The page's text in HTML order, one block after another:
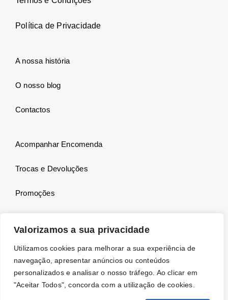
Valorizamos a sua privacidade
Utilizamos cookies para melhorar a sua experiência de
navegação, apresentar anúncios ou conteúdos
personalizados e analisar o nosso tráfego. Ao clicar em
"Aceitar Todos", concorda com a utilização de cookies.
Política de Privacidade
A nossa história
O nosso blog
Contactos
Acompanhar Encomenda
Trocas e Devoluções
Promoções